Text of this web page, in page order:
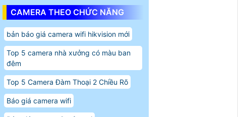
CAMERA THEO CHỨC NĂNG
bản báo giá camera wifi hikvision mới
Top 5 camera nhà xưởng có màu ban
đêm
Top 5 Camera Đàm Thoại 2 Chiều Rõ
Báo giá camera wifi